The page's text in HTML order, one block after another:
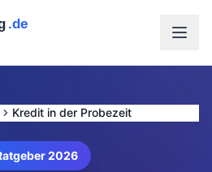
Kredit in der Probezeit
2026